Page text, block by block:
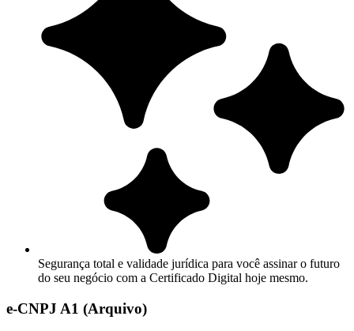
Segurança total e validade jurídica para você assinar o futuro
do seu negócio com a Certificado Digital hoje mesmo.
e-CNPJ A1 (Arquivo)